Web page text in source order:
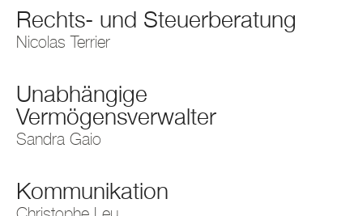
Rechts- und Steuerberatung
Nicolas Terrier
Unabhängige
Vermögensverwalter
Sandra Gaio
Kommunikation